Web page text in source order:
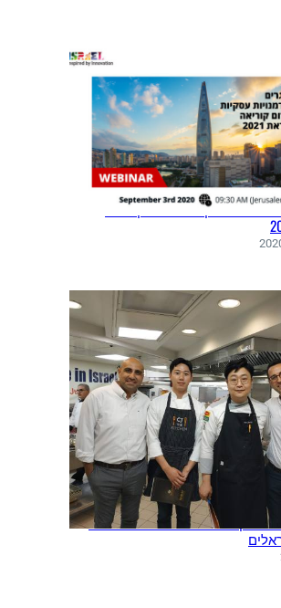
עסקיות בדרום קוריאה
מקוריאה ערכה סדנאות בישול